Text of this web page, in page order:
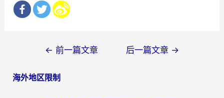
导
← 前一篇文章 后一篇文章 →
海外地区限制